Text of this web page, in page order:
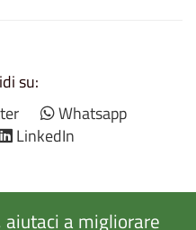
su:
Whatsapp
LinkedIn
a migliorare